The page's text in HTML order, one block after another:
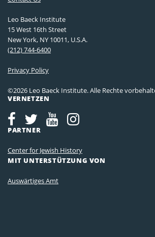
Leo Baeck Institute
15 West 16th Street
New York, NY 10011, U.S.A.
(212) 744-6400
Privacy Policy
©2026 Leo Baeck Institute. Alle Rechte
VERNETZEN
PARTNER
Center for Jewish History
MIT UNTERSTÜTZUNG VON
Auswärtiges Amt